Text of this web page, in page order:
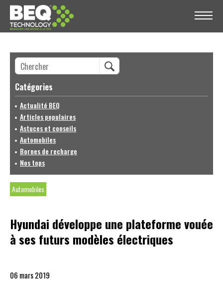
Catégories
Actualité BEQ
Articles populaires
Astuces et conseils
Automobiles
Bornes de recharge
Nos tops
Automobiles
Hyundai développe une plateforme vouée
à ses futurs modèles électriques
06 mars 2019